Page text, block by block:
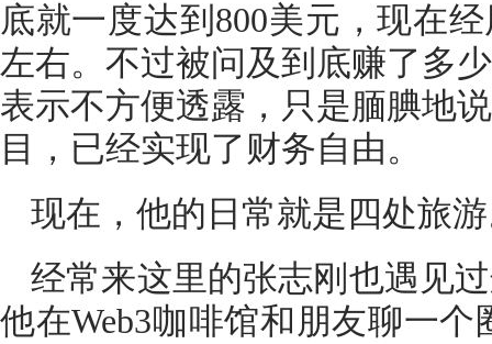
底就一度达到800美元，现在
左右。不过被问及到底赚了多
表示不方便透露，只是腼腆地
目，已经实现了财务自由。
现在，他的日常就是四处旅
经常来这里的张志刚也遇见
他在Web3咖啡馆和朋友聊一个